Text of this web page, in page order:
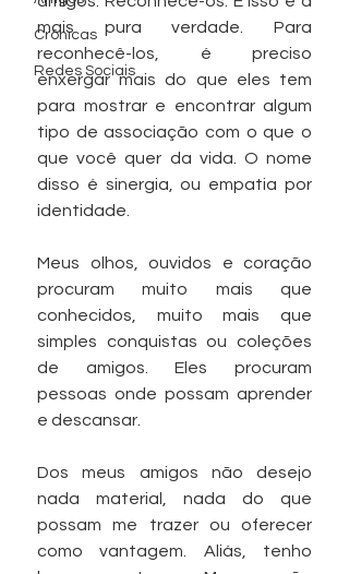
Crônicas
Redes Sociais
mais pura verdade. Para
reconhecê-los, é preciso
enxergar mais do que eles tem
para mostrar e encontrar algum
tipo de associação com o que o
que você quer da vida. O nome
disso é sinergia, ou empatia por
identidade.
Meus olhos, ouvidos e coração
procuram muito mais que
conhecidos, muito mais que
simples conquistas ou coleções
de amigos. Eles procuram
pessoas onde possam aprender
e descansar.
Dos meus amigos não desejo
nada material, nada do que
possam me trazer ou oferecer
como vantagem. Aliás, tenho